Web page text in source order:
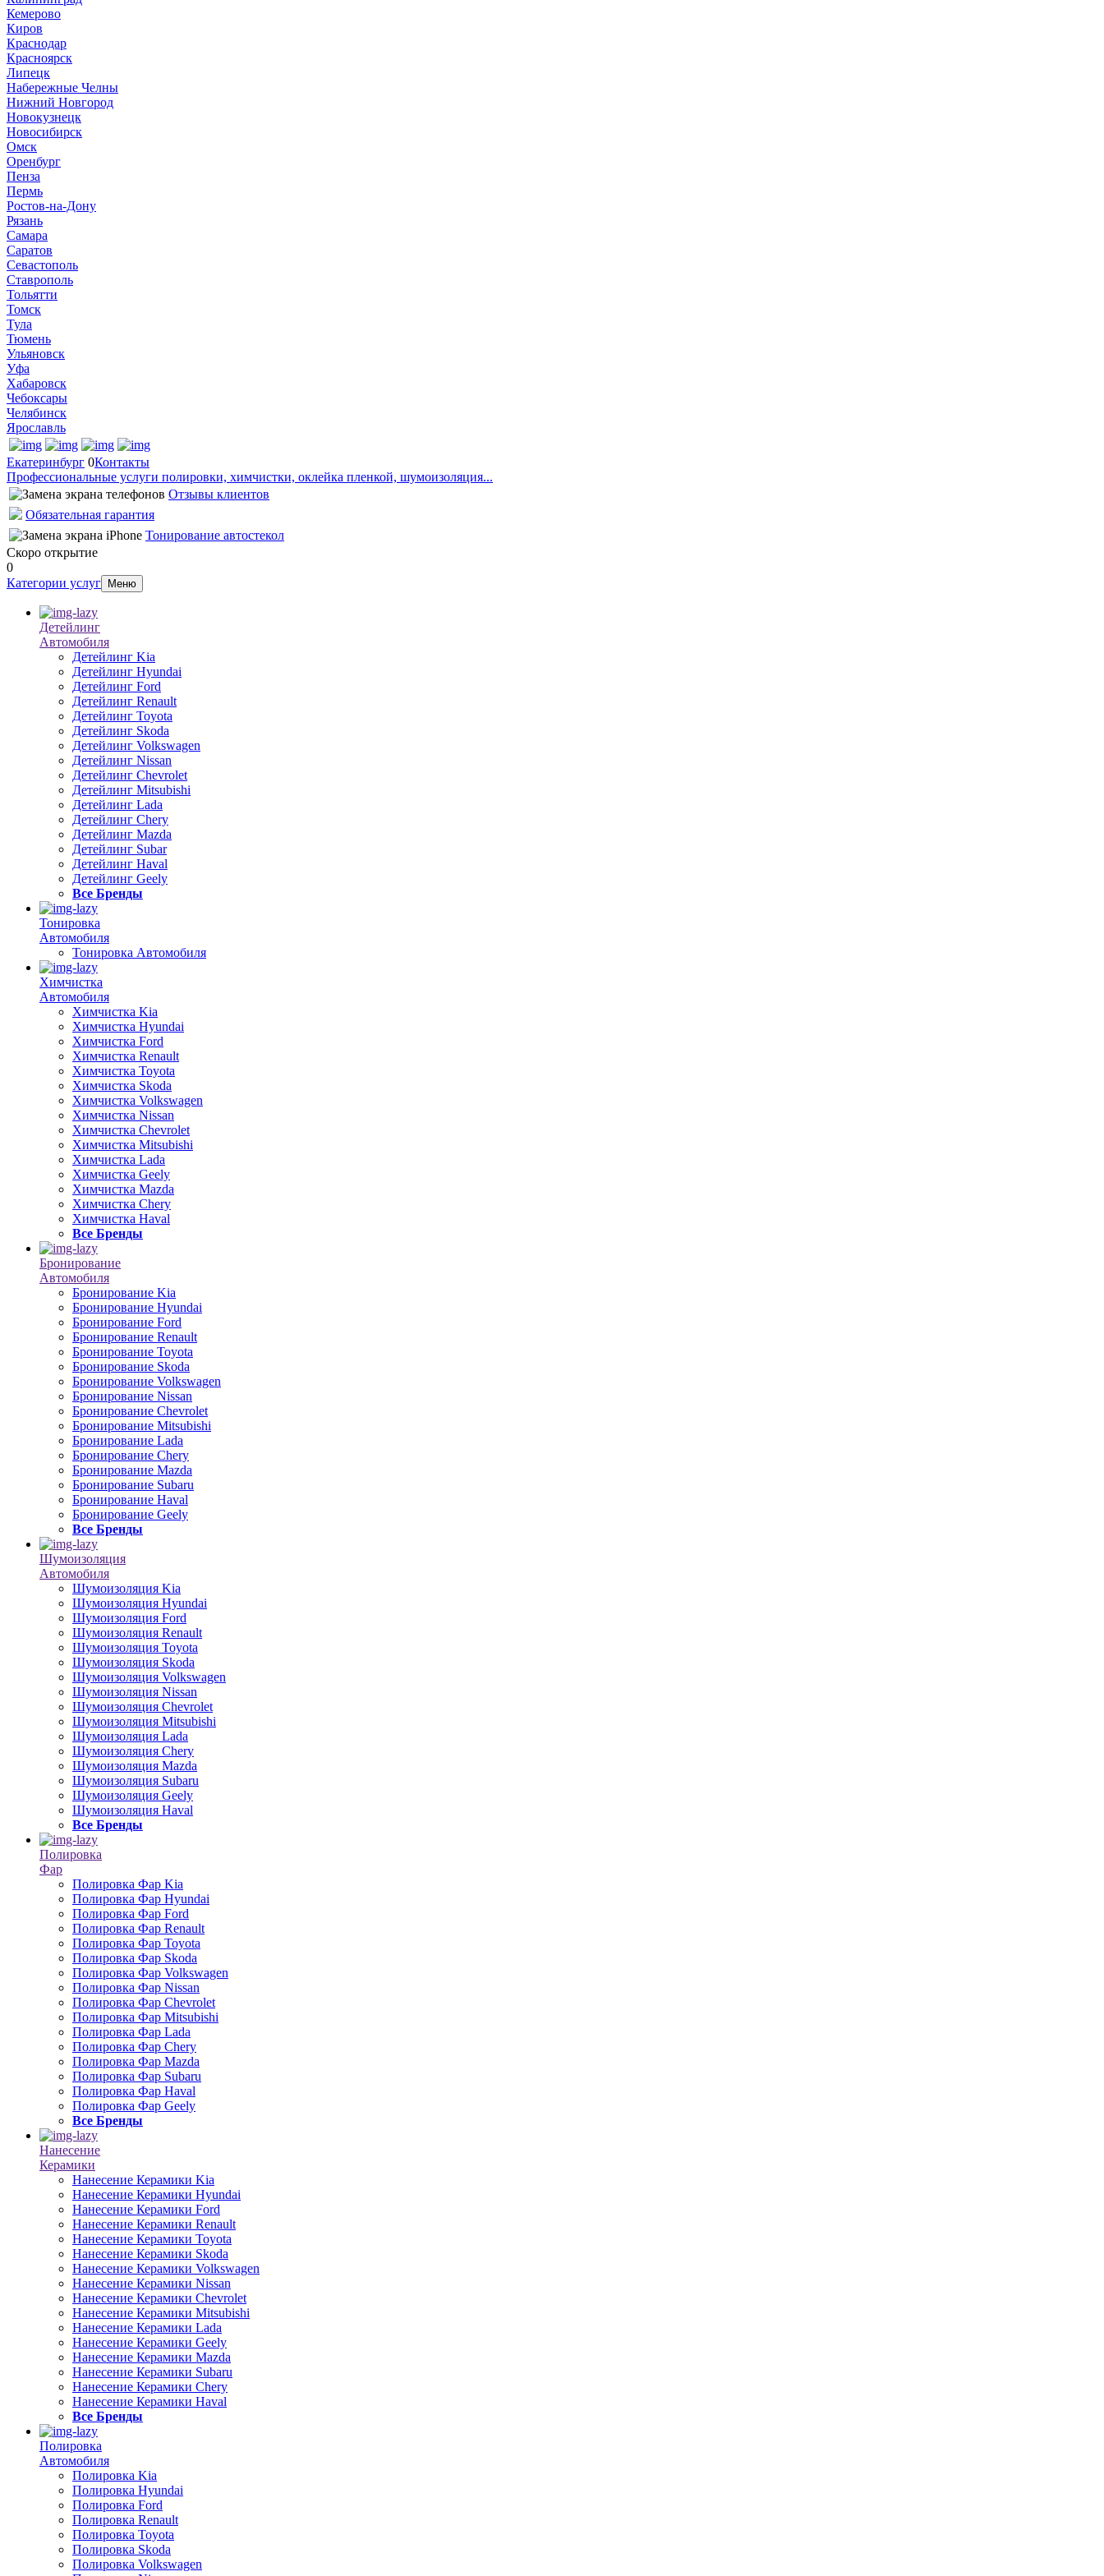
Кемерово
Киров
Краснодар
Красноярск
Липецк
Набережные Челны
Нижний Новгород
Новокузнецк
Новосибирск
Омск
Оренбург
Пенза
Пермь
Ростов-на-Дону
Рязань
Самара
Саратов
Севастополь
Ставрополь
Тольятти
Томск
Тула
Тюмень
Ульяновск
Уфа
Хабаровск
Чебоксары
Челябинск
Ярославль
Екатеринбург 0Контакты
Профессиональные услуги полировки, химчистки, оклейка пленкой, шумоизоляция...
Отзывы клиентов
Обязательная гарантия
Тонирование автостекол
Скоро открытие
0
Категории услуг
Меню
Детейлинг
Автомобиля
Детейлинг Kia
Детейлинг Hyundai
Детейлинг Ford
Детейлинг Renault
Детейлинг Toyota
Детейлинг Skoda
Детейлинг Volkswagen
Детейлинг Nissan
Детейлинг Chevrolet
Детейлинг Mitsubishi
Детейлинг Lada
Детейлинг Chery
Детейлинг Mazda
Детейлинг Subar
Детейлинг Haval
Детейлинг Geely
Все Бренды
Тонировка
Автомобиля
Тонировка Автомобиля
Химчистка
Автомобиля
Химчистка Kia
Химчистка Hyundai
Химчистка Ford
Химчистка Renault
Химчистка Toyota
Химчистка Skoda
Химчистка Volkswagen
Химчистка Nissan
Химчистка Chevrolet
Химчистка Mitsubishi
Химчистка Lada
Химчистка Geely
Химчистка Mazda
Химчистка Chery
Химчистка Haval
Все Бренды
Бронирование
Автомобиля
Бронирование Kia
Бронирование Hyundai
Бронирование Ford
Бронирование Renault
Бронирование Toyota
Бронирование Skoda
Бронирование Volkswagen
Бронирование Nissan
Бронирование Chevrolet
Бронирование Mitsubishi
Бронирование Lada
Бронирование Chery
Бронирование Mazda
Бронирование Subaru
Бронирование Haval
Бронирование Geely
Все Бренды
Шумоизоляция
Автомобиля
Шумоизоляция Kia
Шумоизоляция Hyundai
Шумоизоляция Ford
Шумоизоляция Renault
Шумоизоляция Toyota
Шумоизоляция Skoda
Шумоизоляция Volkswagen
Шумоизоляция Nissan
Шумоизоляция Chevrolet
Шумоизоляция Mitsubishi
Шумоизоляция Lada
Шумоизоляция Chery
Шумоизоляция Mazda
Шумоизоляция Subaru
Шумоизоляция Geely
Шумоизоляция Haval
Все Бренды
Полировка
Фар
Полировка Фар Kia
Полировка Фар Hyundai
Полировка Фар Ford
Полировка Фар Renault
Полировка Фар Toyota
Полировка Фар Skoda
Полировка Фар Volkswagen
Полировка Фар Nissan
Полировка Фар Chevrolet
Полировка Фар Mitsubishi
Полировка Фар Lada
Полировка Фар Chery
Полировка Фар Mazda
Полировка Фар Subaru
Полировка Фар Haval
Полировка Фар Geely
Все Бренды
Нанесение
Керамики
Нанесение Керамики Kia
Нанесение Керамики Hyundai
Нанесение Керамики Ford
Нанесение Керамики Renault
Нанесение Керамики Toyota
Нанесение Керамики Skoda
Нанесение Керамики Volkswagen
Нанесение Керамики Nissan
Нанесение Керамики Chevrolet
Нанесение Керамики Mitsubishi
Нанесение Керамики Lada
Нанесение Керамики Geely
Нанесение Керамики Mazda
Нанесение Керамики Subaru
Нанесение Керамики Chery
Нанесение Керамики Haval
Все Бренды
Полировка
Автомобиля
Полировка Kia
Полировка Hyundai
Полировка Ford
Полировка Renault
Полировка Toyota
Полировка Skoda
Полировка Volkswagen